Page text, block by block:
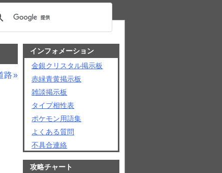
路
インフォメーション
金銀クリスタル掲示板
赤緑青黄掲示板
雑談掲示板
タイプ相性表
ポケモン用語集
よくある質問
不具合連絡
攻略チャート